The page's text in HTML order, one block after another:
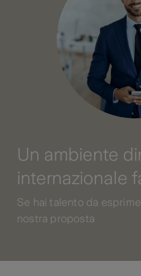
Un ambiente
internazionale
Se hai talento da
nostra proposta